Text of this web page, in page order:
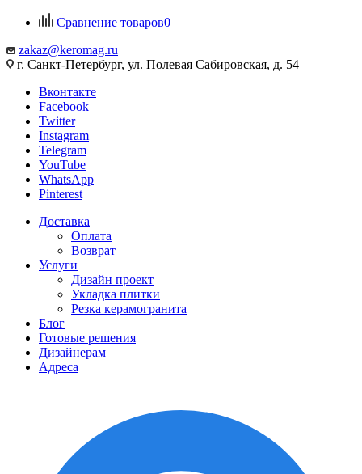
Сравнение товаров0
zakaz@keromag.ru
г. Санкт-Петербург, ул. Полевая Сабировская, д. 54
Вконтакте
Facebook
Twitter
Instagram
Telegram
YouTube
WhatsApp
Pinterest
Доставка
Оплата
Возврат
Услуги
Дизайн проект
Укладка плитки
Резка керамогранита
Блог
Готовые решения
Дизайнерам
Адреса